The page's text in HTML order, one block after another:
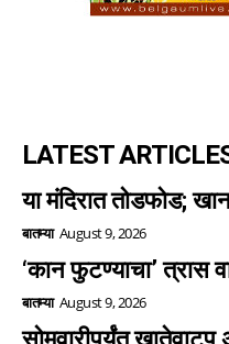
LATEST
या मंदिरात तोडफोड;
बातम्या August 9, 2026
‘कान फुटण्याचा’ त्रास
बातम्या August 9, 2026